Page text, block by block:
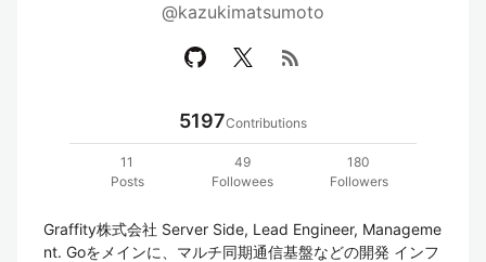
@kazukimatsumoto
rss_feed
5197Contributions
11
Posts
49
Followees
180
Followers
Graffity株式会社 Server Side, Lead Engineer, Manageme
nt. Goをメインに、マルチ同期通信基盤などの開発 インフ